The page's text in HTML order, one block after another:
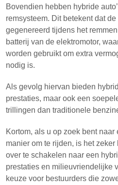
Bovendien hebben hybride
remsysteem. Dit betekent dat
gegenereerd tijdens het
batterij van de elektromotor,
worden gebruikt om extra
nodig is.
Als gevolg hiervan bieden
prestaties, maar ook een
trillingen dan traditionele
Kortom, als u op zoek bent
manier om te rijden, is het
over te schakelen naar een
prestaties en milieuvriendelijke
keuze voor bestuurders die